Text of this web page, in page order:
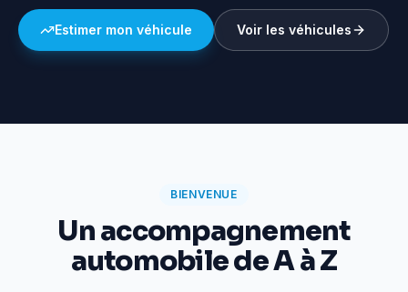
Estimer mon véhicule Voir les véhicules
BIENVENUE
Un accompagnement
automobile de A à Z